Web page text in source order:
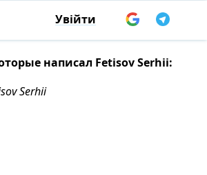
Увійти
написал Fetisov Serhii:
Serhii